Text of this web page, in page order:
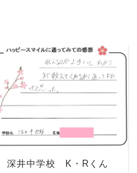
深井中学校 K・Rくん